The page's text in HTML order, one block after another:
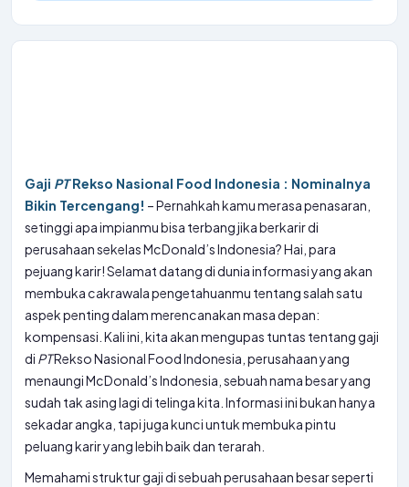
Gaji PTRekso Nasional Food Indonesia : Nominalnya
Bikin Tercengang! – Pernahkah kamu merasa penasaran,
setinggi apa impianmu bisa terbang jika berkarir di
perusahaan sekelas McDonald’s Indonesia? Hai, para
pejuang karir! Selamat datang di dunia informasi yang akan
membuka cakrawala pengetahuanmu tentang salah satu
aspek penting dalam merencanakan masa depan:
kompensasi. Kali ini, kita akan mengupas tuntas tentang gaji
di PTRekso Nasional Food Indonesia, perusahaan yang
menaungi McDonald’s Indonesia, sebuah nama besar yang
sudah tak asing lagi di telinga kita. Informasi ini bukan hanya
sekadar angka, tapi juga kunci untuk membuka pintu
peluang karir yang lebih baik dan terarah.
Memahami struktur gaji di sebuah perusahaan besar seperti